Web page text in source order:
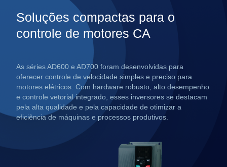
Soluções compactas para o
controle de motores CA
As séries AD600 e AD700 foram desenvolvidas para
oferecer controle de velocidade simples e preciso para
motores elétricos. Com hardware robusto, alto desempenho
e controle vetorial integrado, esses inversores se destacam
pela alta qualidade e pela capacidade de otimizar a
eficiência de máquinas e processos produtivos.